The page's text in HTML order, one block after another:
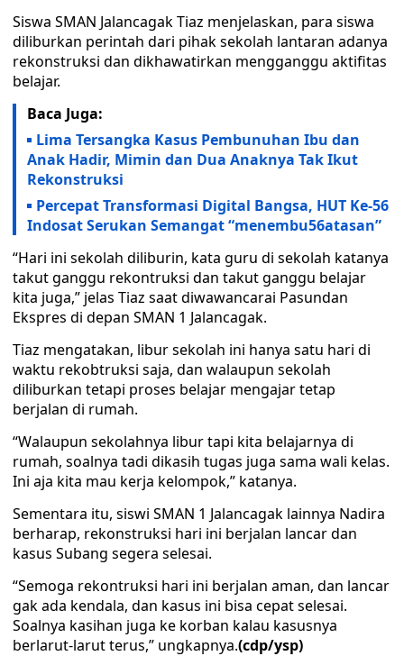
Siswa SMAN Jalancagak Tiaz menjelaskan, para siswa
diliburkan perintah dari pihak sekolah lantaran adanya
rekonstruksi dan dikhawatirkan mengganggu aktifitas
belajar.
Baca Juga:
Lima Tersangka Kasus Pembunuhan Ibu dan
Anak Hadir, Mimin dan Dua Anaknya Tak Ikut
Rekonstruksi
Percepat Transformasi Digital Bangsa, HUT Ke-56
Indosat Serukan Semangat “menembu56atasan”
“Hari ini sekolah diliburin, kata guru di sekolah katanya
takut ganggu rekontruksi dan takut ganggu belajar
kita juga,” jelas Tiaz saat diwawancarai Pasundan
Ekspres di depan SMAN 1 Jalancagak.
Tiaz mengatakan, libur sekolah ini hanya satu hari di
waktu rekobtruksi saja, dan walaupun sekolah
diliburkan tetapi proses belajar mengajar tetap
berjalan di rumah.
“Walaupun sekolahnya libur tapi kita belajarnya di
rumah, soalnya tadi dikasih tugas juga sama wali kelas.
Ini aja kita mau kerja kelompok,” katanya.
Sementara itu, siswi SMAN 1 Jalancagak lainnya Nadira
berharap, rekonstruksi hari ini berjalan lancar dan
kasus Subang segera selesai.
“Semoga rekontruksi hari ini berjalan aman, dan lancar
gak ada kendala, dan kasus ini bisa cepat selesai.
Soalnya kasihan juga ke korban kalau kasusnya
berlarut-larut terus,” ungkapnya.(cdp/ysp)